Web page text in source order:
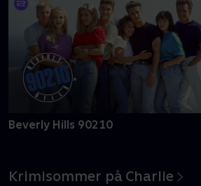
Beverly Hills 90210
Krimisommer på Charlie